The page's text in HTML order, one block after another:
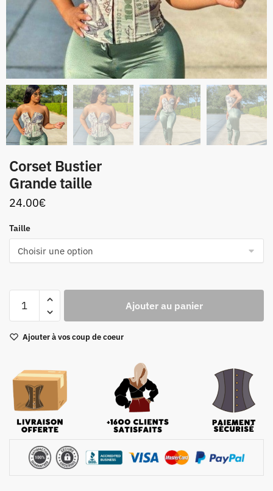
Corset Bustier
Grande taille
24.00€
Taille
Bustier
taille
Ajouter au panier
Ajouter à vos coup de coeur